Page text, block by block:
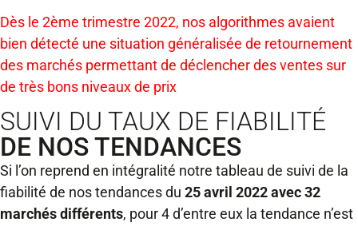
Dès le 2ème trimestre 2022, nos algorithmes avaient
bien détecté une situation généralisée de retournement
des marchés permettant de déclencher des ventes sur
de très bons niveaux de prix
SUIVI DU TAUX DE FIABILITÉ
DE NOS TENDANCES
Si l’on reprend en intégralité notre tableau de suivi de la
fiabilité de nos tendances du 25 avril 2022 avec 32
marchés différents, pour 4 d’entre eux la tendance n’est